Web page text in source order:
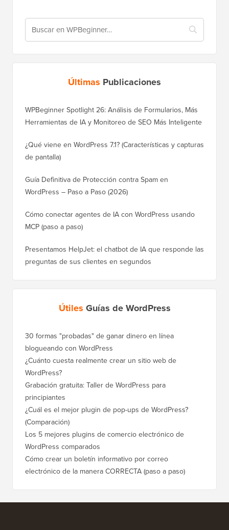
Últimas Publicaciones
WPBeginner Spotlight 26: Análisis de Formularios, Más
Herramientas de IA y Monitoreo de SEO Más Inteligente
¿Qué viene en WordPress 7.1? (Características y capturas
de pantalla)
Guía Definitiva de Protección contra Spam en
WordPress – Paso a Paso (2026)
Cómo conectar agentes de IA con WordPress usando
MCP (paso a paso)
Presentamos HelpJet: el chatbot de IA que responde las
preguntas de sus clientes en segundos
Útiles Guías de WordPress
30 formas "probadas" de ganar dinero en línea
blogueando con WordPress
¿Cuánto cuesta realmente crear un sitio web de
WordPress?
Grabación gratuita: Taller de WordPress para
principiantes
¿Cuál es el mejor plugin de pop-ups de WordPress?
(Comparación)
Los 5 mejores plugins de comercio electrónico de
WordPress comparados
Cómo crear un boletín informativo por correo
electrónico de la manera CORRECTA (paso a paso)